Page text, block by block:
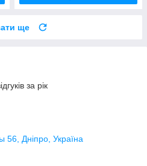
ще
за рік
Дніпро, Україна